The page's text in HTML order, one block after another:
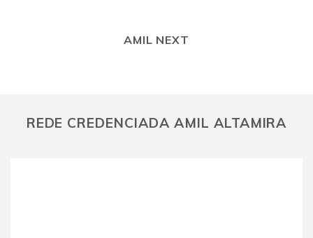
AMIL NEXT
REDE CREDENCIADA AMIL ALTAMIRA